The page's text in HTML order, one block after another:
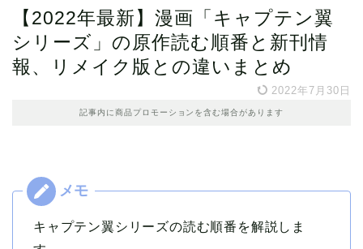
【2022年最新】漫画「キャプテン翼
シリーズ」の原作読む順番と新刊情
報、リメイク版との違いまとめ
2022年7月30日
記事内に商品プロモーションを含む場合があります
キャプテン翼シリーズの読む順番を解説しま